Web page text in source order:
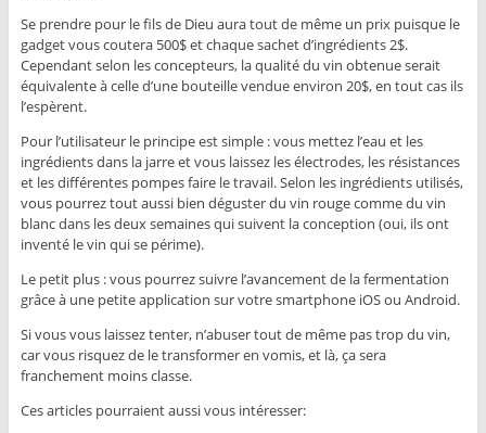
Se prendre pour le fils de Dieu aura tout de même un prix puisque le
gadget vous coutera 500$ et chaque sachet d’ingrédients 2$.
Cependant selon les concepteurs, la qualité du vin obtenue serait
équivalente à celle d’une bouteille vendue environ 20$, en tout cas ils
l’espèrent.
Pour l’utilisateur le principe est simple : vous mettez l’eau et les
ingrédients dans la jarre et vous laissez les électrodes, les résistances
et les différentes pompes faire le travail. Selon les ingrédients utilisés,
vous pourrez tout aussi bien déguster du vin rouge comme du vin
blanc dans les deux semaines qui suivent la conception (oui, ils ont
inventé le vin qui se périme).
Le petit plus : vous pourrez suivre l’avancement de la fermentation
grâce à une petite application sur votre smartphone iOS ou Android.
Si vous vous laissez tenter, n’abuser tout de même pas trop du vin,
car vous risquez de le transformer en vomis, et là, ça sera
franchement moins classe.
Ces articles pourraient aussi vous intéresser: